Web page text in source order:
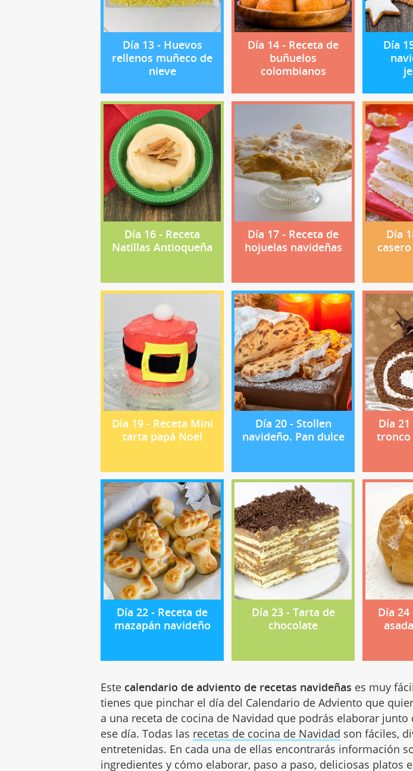
Día 13 - Huevos
rellenos muñeco de
nieve
Día 14 - Receta de
buñuelos
colombianos
Día
Día 16 - Receta
Natillas Antioqueña
Día 17 - Receta de
hojuelas navideñas
Día
Día 19 - Receta Mini
tarta papá Noel
Día 20 - Stollen
navideño. Pan dulce
Día
tronco
Día 22 - Receta de
mazapán navideño
Día 23 - Tarta de
chocolate
Día
Este calendario de adviento de recetas navideñas es muy
tienes que pinchar el día del Calendario de Adviento que
a una receta de cocina de Navidad que podrás elaborar junto
ese día. Todas las recetas de cocina de Navidad son fáciles,
entretenidas. En cada una de ellas encontrarás información
ingredientes y cómo elaborar, paso a paso, deliciosas platos